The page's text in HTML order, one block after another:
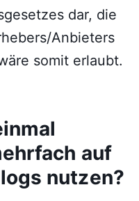
dar, die
Anbieters
somit erlaubt.
auf
nutzen?